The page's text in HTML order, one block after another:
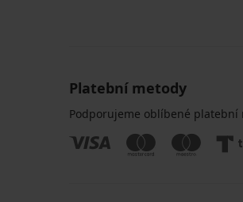
Platební metody
Podporujeme oblíbené platební